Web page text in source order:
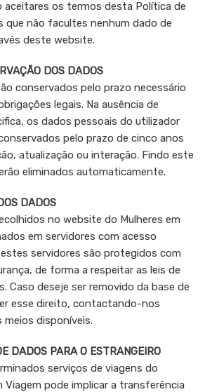
aceitares os termos desta Política de
que não facultes nenhum dado de
deste website.
DOS DADOS
conservados pelo prazo necessário
legais. Na ausência de
os dados pessoais do utilizador
pelo prazo de cinco anos
atualização ou interação. Findo este
eliminados automaticamente.
DADOS
no website do Mulheres em
em servidores com acesso
servidores são protegidos com
de forma a respeitar as leis de
Caso deseje ser removido da base de
esse direito, contactando-nos
disponíveis.
DADOS PARA O ESTRANGEIRO
serviços de viagens do
Viagem pode implicar a transferência